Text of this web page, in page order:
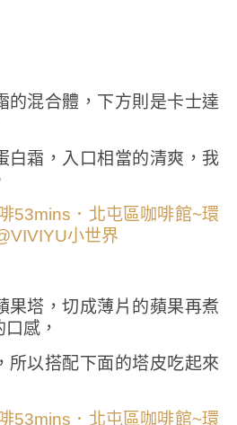
的混合體，下方則是卡士達
白霜，入口相當的清爽，我
果塔，切成薄片的蘋果再煮
感，
所以搭配下面的塔皮吃起來